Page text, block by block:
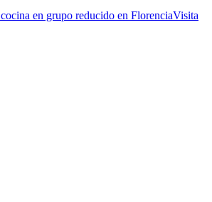
en grupo reducido en FlorenciaVisita